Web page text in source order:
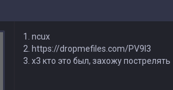
1. ncux
2. https://dropmefiles.com/PV9l3
3. х3 кто это был, захожу пострелять